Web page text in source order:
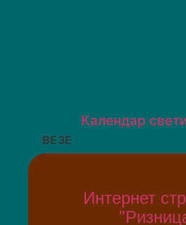
Календар
ВЕЗЕ
Интернет